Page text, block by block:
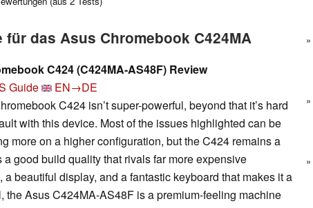
für das Asus Chromebook C424MA
C424 (C424MA-AS48F) Review
Guide
EN→DE
C424 isn’t super-powerful, beyond that it’s hard
with this device. Most of the issues highlighted can be
more on a higher configuration, but the C424 remains a
a good build quality that rivals far more expensive
beautiful display, and a fantastic keyboard that makes it a
the Asus C424MA-AS48F is a premium-feeling machine